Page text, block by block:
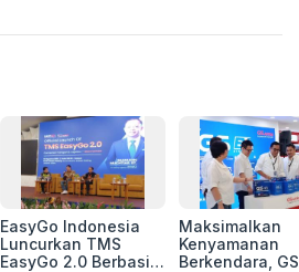
EasyGo Indonesia
Luncurkan TMS
EasyGo 2.0 Berbasis
Maksimalkan
Kenyamanan
Berkendara,